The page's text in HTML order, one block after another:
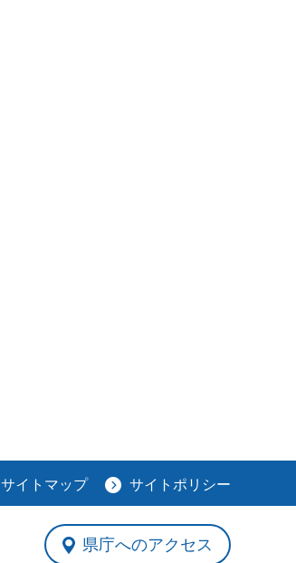
サイトマップ サイトポリシー
県庁へのアクセス